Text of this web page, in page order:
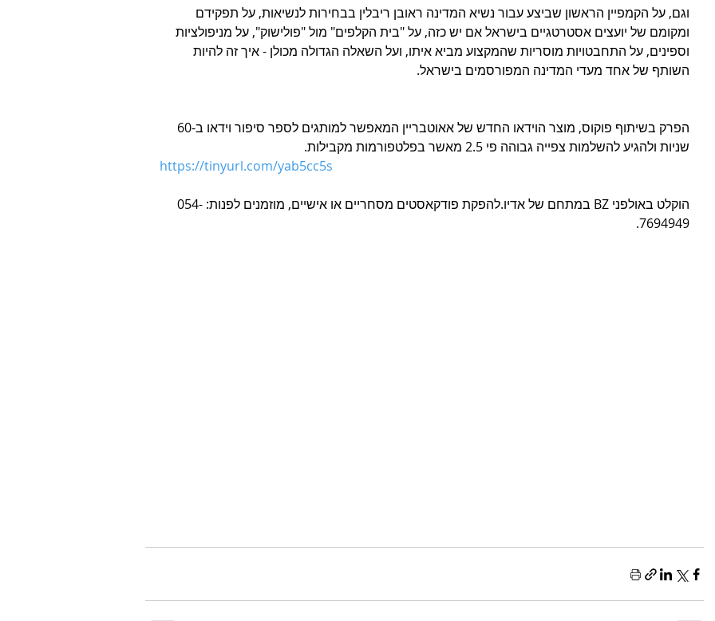
וגם, על הקמפיין הראשון שביצע עבור נשיא המדינה ראובן ריבלין בבחירות לנשיאות, על תפקידם
ומקומם של יועצים אסטרטגיים בישראל אם יש כזה, על "בית הקלפים" מול "פולישוק", על מניפולציות
וספינים, על התחבטויות מוסריות שהמקצוע מביא איתו, ועל השאלה הגדולה מכולן - איך זה להיות
השותף של אחד מעדי המדינה המפורסמים בישראל.
שניות ולהגיע להשלמות צפייה גבוהה פי 2.5 מאשר בפלטפורמות מקבילות.
https://tinyurl.com/yab5cc5s
הוקלט באולפני BZ במתחם של אדיו.להפקת פודקאסטים מסחריים או אישיים, מוזמנים לפנות: 054-
7694949.